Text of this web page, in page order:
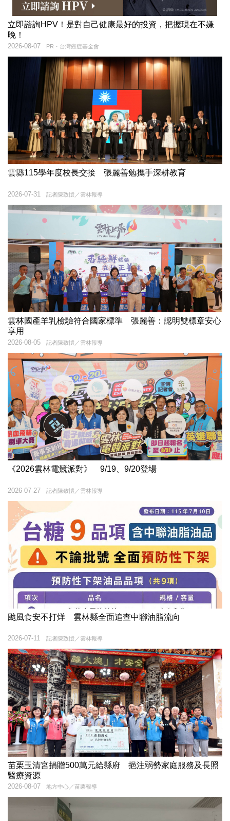
立即諮詢HPV！是對自己健康最好的投資，把握現在不嫌
晚！
PR・台灣癌症基金會
2026-08-07
雲縣115學年度校長交接 張麗善勉攜手深耕教育
記者陳致愷／雲林報導
2026-07-31
雲林國產羊乳檢驗符合國家標準 張麗善：認明雙標章安心
享用
記者陳致愷／雲林報導
2026-08-05
《2026雲林電競派對》 9/19、9/20登場
記者陳致愷／雲林報導
2026-07-27
颱風食安不打烊 雲林縣全面追查中聯油脂流向
記者陳致愷／雲林報導
2026-07-11
苗栗玉清宮捐贈500萬元給縣府 挹注弱勢家庭服務及長照
醫療資源
地方中心／苗栗報導
2026-08-07